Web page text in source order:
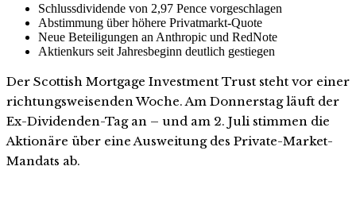
Schlussdividende von 2,97 Pence vorgeschlagen
Abstimmung über höhere Privatmarkt-Quote
Neue Beteiligungen an Anthropic und RedNote
Aktienkurs seit Jahresbeginn deutlich gestiegen
Der Scottish Mortgage Investment Trust steht vor einer
richtungsweisenden Woche. Am Donnerstag läuft der
Ex-Dividenden-Tag an – und am 2. Juli stimmen die
Aktionäre über eine Ausweitung des Private-Market-
Mandats ab.